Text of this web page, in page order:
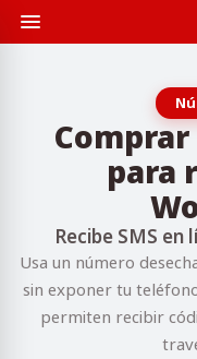
para
Recibe SMS
Usa un número
sin exponer tu
permiten recibir